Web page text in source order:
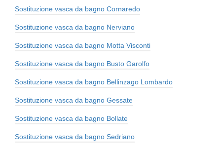
Sostituzione vasca da bagno Cornaredo
Sostituzione vasca da bagno Nerviano
Sostituzione vasca da bagno Motta Visconti
Sostituzione vasca da bagno Busto Garolfo
Sostituzione vasca da bagno Bellinzago Lombardo
Sostituzione vasca da bagno Gessate
Sostituzione vasca da bagno Bollate
Sostituzione vasca da bagno Sedriano